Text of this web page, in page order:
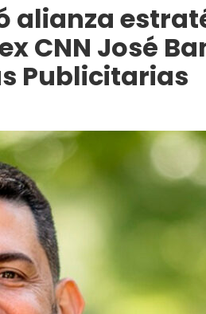
alianza
CNN José
Publicitarias